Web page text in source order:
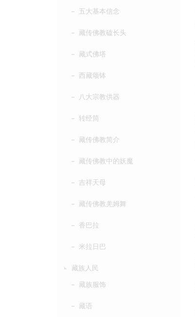
五大基本信念
藏传佛教磕长头
藏式佛塔
西藏颂钵
八大宗教供器
转经筒
藏传佛教简介
藏传佛教中的妖魔
吉祥天母
藏传佛教羌姆舞
香巴拉
米拉日巴
藏族人民
藏族服饰
藏语